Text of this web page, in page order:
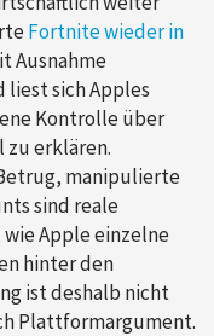
Fortnite wieder in
Ausnahme
liest sich Apples
Kontrolle über
zu erklären.
manipulierte
sind reale
Apple einzelne
hinter den
ist deshalb nicht
Plattformargument.